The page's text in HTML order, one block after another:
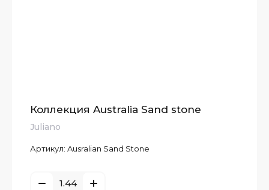
Коллекция Australia Sand stone
Juliano
Артикул: Ausralian Sand Stone